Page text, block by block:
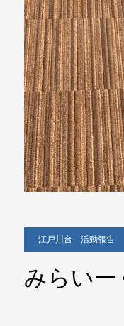
江戸川台 活動報告
みらいー